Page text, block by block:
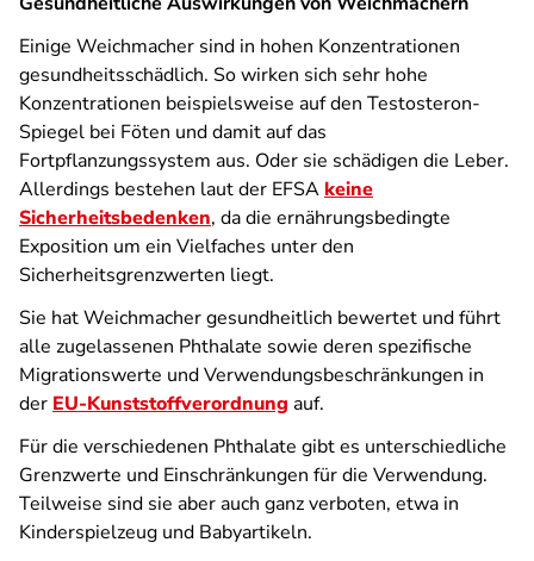
Einige Weichmacher sind in hohen Konzentrationen
gesundheitsschädlich. So wirken sich sehr hohe
Konzentrationen beispielsweise auf den Testosteron-
Spiegel bei Föten und damit auf das
Fortpflanzungssystem aus. Oder sie schädigen die Leber.
Allerdings bestehen laut der EFSA keine
Sicherheitsbedenken, da die ernährungsbedingte
Exposition um ein Vielfaches unter den
Sicherheitsgrenzwerten liegt.
Sie hat Weichmacher gesundheitlich bewertet und führt
alle zugelassenen Phthalate sowie deren spezifische
Migrationswerte und Verwendungsbeschränkungen in
der EU-Kunststoffverordnung auf.
Für die verschiedenen Phthalate gibt es unterschiedliche
Grenzwerte und Einschränkungen für die Verwendung.
Teilweise sind sie aber auch ganz verboten, etwa in
Kinderspielzeug und Babyartikeln.